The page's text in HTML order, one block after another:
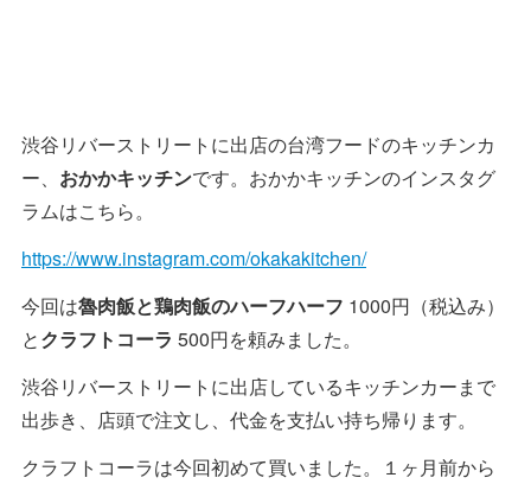
渋谷リバーストリートに出店の台湾フードのキッチンカ
ー、 おかかキッチンです。おかかキッチンのインスタグ
ラムはこちら。
https://www.instagram.com/okakakitchen/
今回は魯肉飯と鶏肉飯のハーフハーフ 1000円（税込み）
とクラフトコーラ 500円を頼みました。
渋谷リバーストリートに出店しているキッチンカーまで
出歩き、店頭で注文し、代金を支払い持ち帰ります。
クラフトコーラは今回初めて買いました。１ヶ月前から